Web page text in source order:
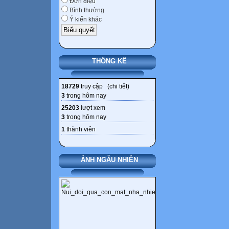
Bình thường
Ý kiến khác
THỐNG KÊ
18729 truy cập (chi tiết)
3 trong hôm nay
25203 lượt xem
3 trong hôm nay
1 thành viên
ẢNH NGẪU NHIÊN